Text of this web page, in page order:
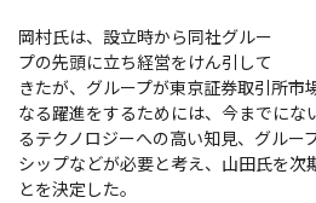
岡村氏は、設立時から同社グルー
プの先頭に立ち経営をけん引して
きたが、グループが東京証券取引所市
なる躍進をするためには、今までにな
るテクノロジーへの高い知見、グルー
シップなどが必要と考え、山田氏を次
とを決定した。